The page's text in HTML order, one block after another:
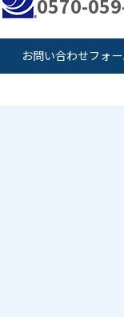
0570-
お問い合わせフォ